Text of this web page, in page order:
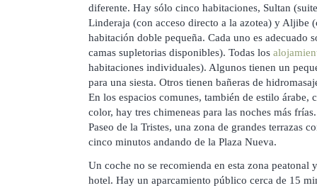
diferente. Hay sólo cinco habitaciones, Sultan
Linderaja (con acceso directo a la azotea) y Aljibe
habitación doble pequeña. Cada uno es adecuado
camas supletorias disponibles). Todas los
habitaciones individuales). Algunos tienen un
para una siesta. Otros tienen bañeras de
En los espacios comunes, también de estilo árabe,
color, hay tres chimeneas para las noches más
Paseo de la Tristes, una zona de grandes terrazas
cinco minutos andando de la Plaza Nueva.
Un coche no se recomienda en esta zona peatonal
hotel. Hay un aparcamiento público cerca de 15